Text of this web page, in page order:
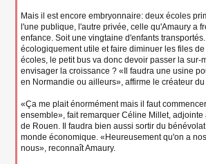
Mais il est encore embryonnaire: deux écoles
l'une publique, l'autre privée, celle qu'Amaury a
enfance. Soit une vingtaine d'enfants
écologiquement utile et faire diminuer les files
écoles, le petit bus va donc devoir passer la sur-
envisager la croissance ? «Il faudra une usine
en Normandie ou ailleurs», affirme le créateur
«Ça me plait énormément mais il faut
ensemble», fait remarquer Céline Millet,
de Rouen. Il faudra bien aussi sortir du
monde économique. «Heureusement qu'on a
nous», reconnaît Amaury.